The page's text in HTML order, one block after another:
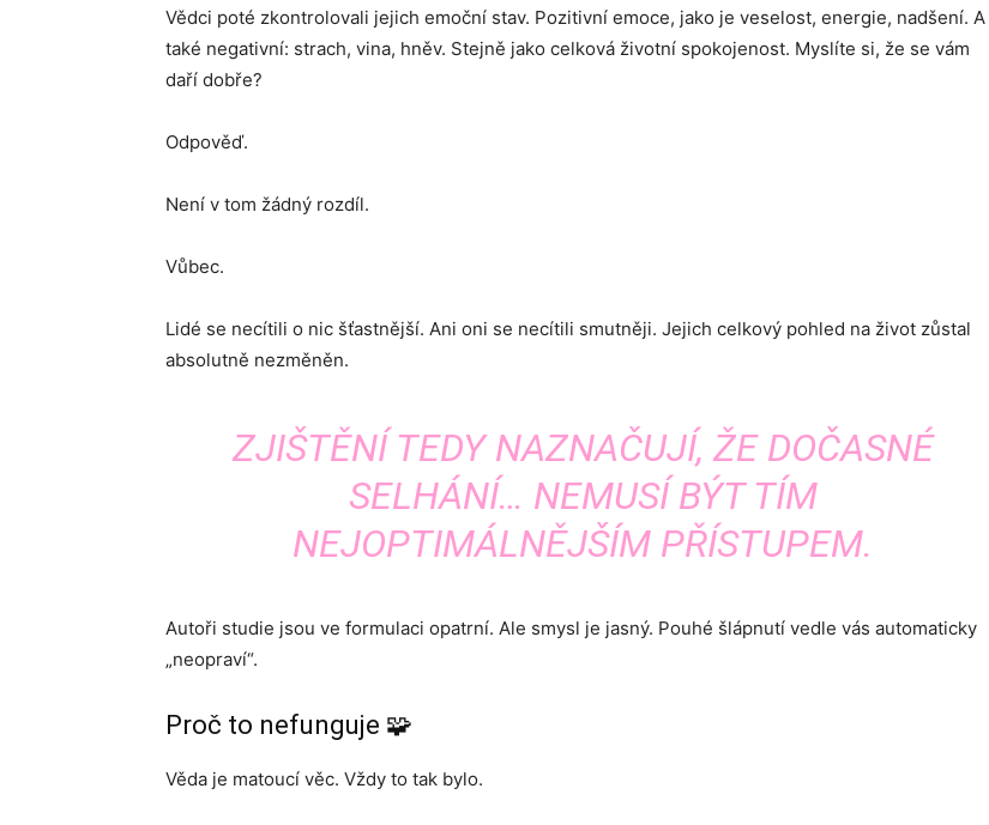
Vědci poté zkontrolovali jejich emoční stav. Pozitivní emoce, jako je veselost, energie, nadšení. A
také negativní: strach, vina, hněv. Stejně jako celková životní spokojenost. Myslíte si, že se vám
daří dobře?
Odpověď.
Není v tom žádný rozdíl.
Vůbec.
Lidé se necítili o nic šťastnější. Ani oni se necítili smutněji. Jejich celkový pohled na život zůstal
absolutně nezměněn.
ZJIŠTĚNÍ TEDY NAZNAČUJÍ, ŽE DOČASNÉ
SELHÁNÍ… NEMUSÍ BÝT TÍM
NEJOPTIMÁLNĚJŠÍM PŘÍSTUPEM.
Autoři studie jsou ve formulaci opatrní. Ale smysl je jasný. Pouhé šlápnutí vedle vás automaticky
„neopraví“.
Proč to nefunguje 🧩
Věda je matoucí věc. Vždy to tak bylo.